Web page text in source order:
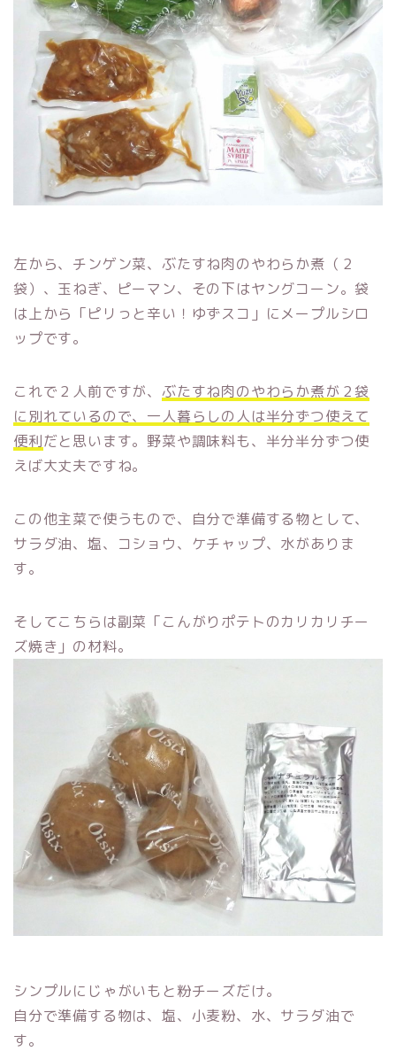
左から、チンゲン菜、ぶたすね肉のやわらか煮（２
袋）、玉ねぎ、ピーマン、その下はヤングコーン。袋
は上から「ピリっと辛い！ゆずスコ」にメープルシロ
ップです。
これで２人前ですが、 ぶたすね肉のやわらか煮が２袋
に別れているので、一人暮らしの人は半分ずつ使えて
便利だと思います。野菜や調味料も、半分半分ずつ使
えば大丈夫ですね。
この他主菜で使うもので、自分で準備する物として、
サラダ油、塩、コショウ、ケチャップ、水がありま
す。
そしてこちらは副菜「こんがりポテトのカリカリチー
ズ焼き」の材料。
シンプルにじゃがいもと粉チーズだけ。
自分で準備する物は、塩、小麦粉、水、サラダ油で
す。